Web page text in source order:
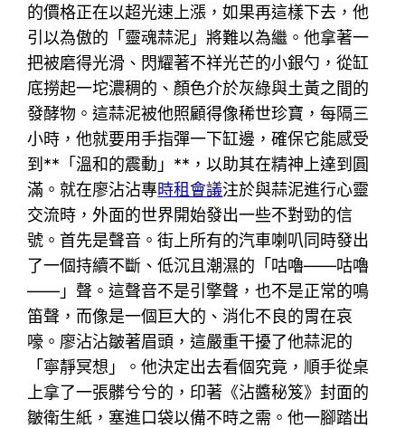
的價格正在以超光速上漲，如果再這樣下去，他
引以為傲的「靈魂蒜泥」將難以為繼。他拿著一
把被磨得光滑、閃耀著不祥光芒的小銀勺，從缸
底撈起一坨濃稠的、顏色介於灰綠與土黃之間的
發酵物。這蒜泥被他照顧得像稀世珍寶，每隔三
小時，他就要用手指彈一下缸邊，確保它能感受
到**「溫和的震動」**，以助其在精神上達到圓
滿。就在廖沾沾專時租會議注於與蒜泥進行心靈
交流時，外面的世界開始發出一些不對勁的信
號。首先是聲音。街上所有的汽車喇叭同時發出
了一個持續不斷、低沉且潮濕的「咕嚕——咕嚕
——」聲。這聲音不是引擎聲，也不是正常的鳴
笛聲，而像是一個巨大的、消化不良的胃在哀
嚎。廖沾沾皺著眉頭，這嚴重干擾了他蒜泥的
「寧靜冥想」。他決定出去看個究竟，順手從桌
上拿了一張髒兮兮的，印著《沾醬秘笈》封面的
皺衛生紙，塞進口袋以備不時之需。他一腳踏出